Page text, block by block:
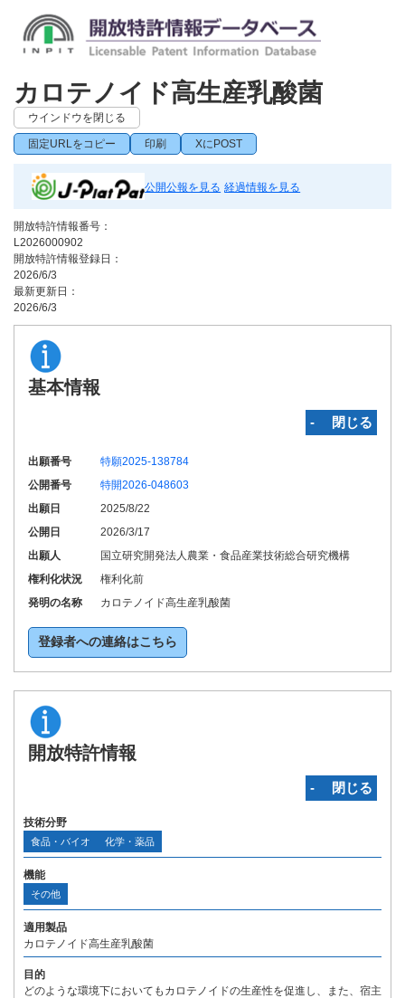
カロテノイド高生産乳酸菌
ウインドウを閉じる
固定URLをコピー 印刷 XにPOST
公開公報を見る 経過情報を見る
開放特許情報番号：
L2026000902
開放特許情報登録日：
2026/6/3
最新更新日：
2026/6/3
基本情報
‐ 閉じる
出願番号
特願2025-138784
公開番号
特開2026-048603
出願日
2025/8/22
公開日
2026/3/17
出願人
国立研究開発法人農業・食品産業技術総合研究機構
権利化状況
権利化前
発明の名称
カロテノイド高生産乳酸菌
登録者への連絡はこちら
開放特許情報
‐ 閉じる
技術分野
食品・バイオ 化学・薬品
機能
その他
適用製品
カロテノイド高生産乳酸菌
目的
どのような環境下においてもカロテノイドの生産性を促進し、また、宿主